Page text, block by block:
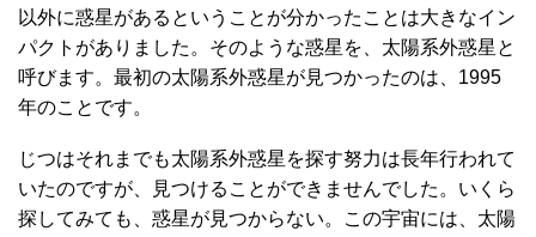
以外に惑星があるということが分かったことは大きなイン
パクトがありました。そのような惑星を、太陽系外惑星と
呼びます。最初の太陽系外惑星が見つかったのは、1995
年のことです。
じつはそれまでも太陽系外惑星を探す努力は長年行われて
いたのですが、見つけることができませんでした。いくら
探してみても、惑星が見つからない。この宇宙には、太陽